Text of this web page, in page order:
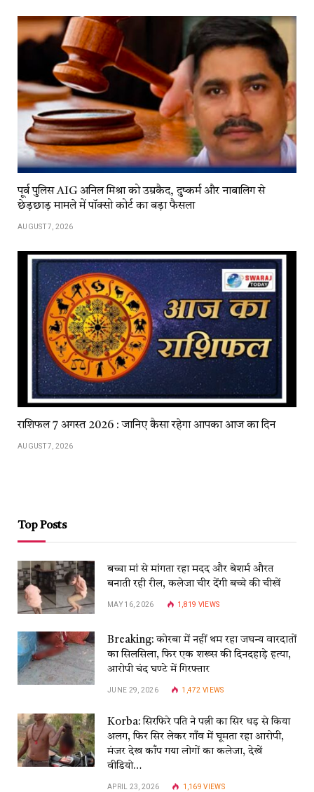
पूर्व पुलिस AIG अनिल मिश्रा को उम्रकैद, दुष्कर्म और नाबालिग से
छेड़छाड़ मामले में पॉक्सो कोर्ट का बड़ा फैसला
AUGUST 7, 2026
राशिफल 7 अगस्त 2026 : जानिए कैसा रहेगा आपका आज का दिन
AUGUST 7, 2026
Top Posts
बच्चा मां से मांगता रहा मदद और बेशर्म औरत
बनाती रही रील, कलेजा चीर देंगी बच्चे की चीखें
MAY 16, 2026 1,819 VIEWS
Breaking: कोरबा में नहीं थम रहा जघन्य वारदातों
का सिलसिला, फिर एक शख्स की दिनदहाड़े हत्या,
आरोपी चंद घण्टे में गिरफ्तार
JUNE 29, 2026 1,472VIEWS
Korba: सिरफिरे पति ने पत्नी का सिर धड़ से किया
अलग, फिर सिर लेकर गाँव में घूमता रहा आरोपी,
मंजर देख काँप गया लोगों का कलेजा, देखें
वीडियो…
APRIL 23, 2026 1,169VIEWS